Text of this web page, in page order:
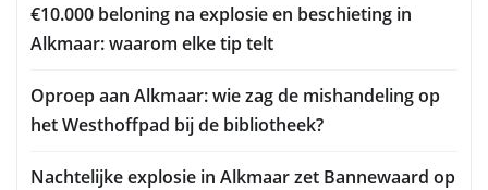
€10.000 beloning na explosie en beschieting in
Alkmaar: waarom elke tip telt
Oproep aan Alkmaar: wie zag de mishandeling op
het Westhoffpad bij de bibliotheek?
Nachtelijke explosie in Alkmaar zet Bannewaard op